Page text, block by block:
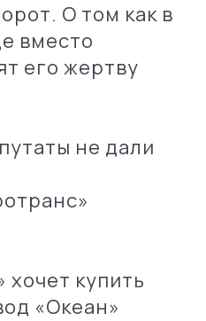
О том как в
вместо
его жертву
не дали
купить
«Океан»